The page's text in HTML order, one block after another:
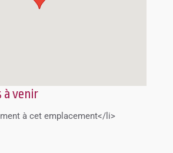
à venir
à cet emplacement</li>